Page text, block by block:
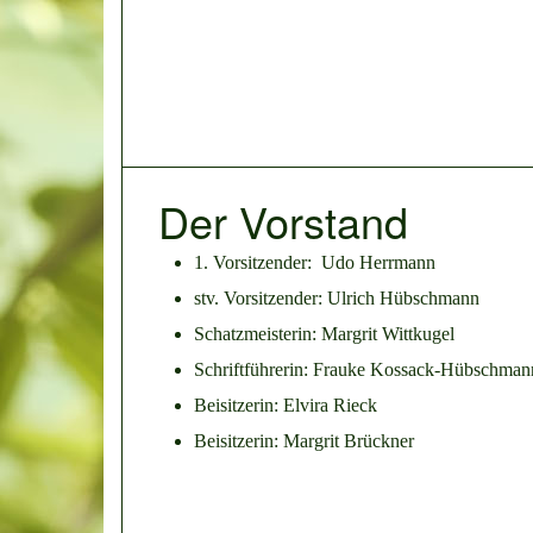
Der Vorstand
1. Vorsitzender: Udo Herrmann
stv. Vorsitzender: Ulrich Hübschmann
Schatzmeisterin: Margrit Wittkugel
Schriftführerin: Frauke Kossack-
Beisitzerin: Elvira Rieck
Beisitzerin: Margrit Brückner